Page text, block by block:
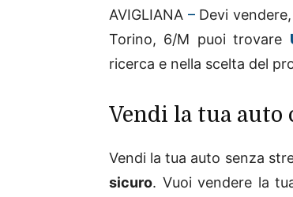
AVIGLIANA –Devi vendere,
Torino, 6/M puoi trovare
ricerca e nella scelta del
Vendi la tua auto
Vendi la tua auto senza
sicuro. Vuoi vendere la